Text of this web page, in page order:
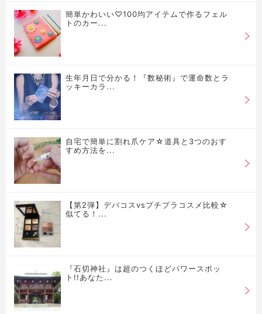
簡単かわいい♡100均アイテムで作るフェル
トのカー...
生年月日で分かる！『数秘術』で運命数とラ
ッキーカラ...
自宅で簡単に割れ爪ケア☆道具と3つのおす
すめ方法を...
【第2弾】デパコスvsプチプラコスメ比較☆
似てる！...
『石切神社』は超のつくほどパワースポッ
ト!!あなた...